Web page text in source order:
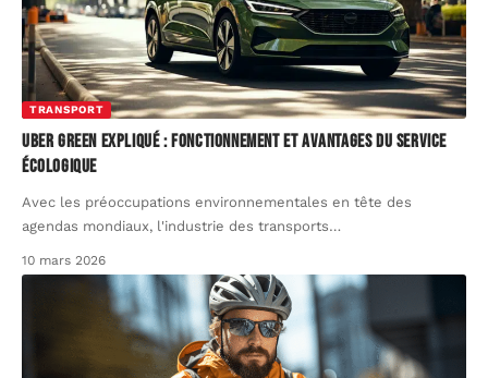
TRANSPORT
Uber Green expliqué : fonctionnement et avantages du service
écologique
Avec les préoccupations environnementales en tête des
agendas mondiaux, l'industrie des transports…
10 mars 2026